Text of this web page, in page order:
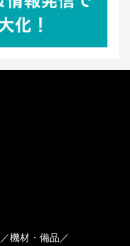
機材・備品